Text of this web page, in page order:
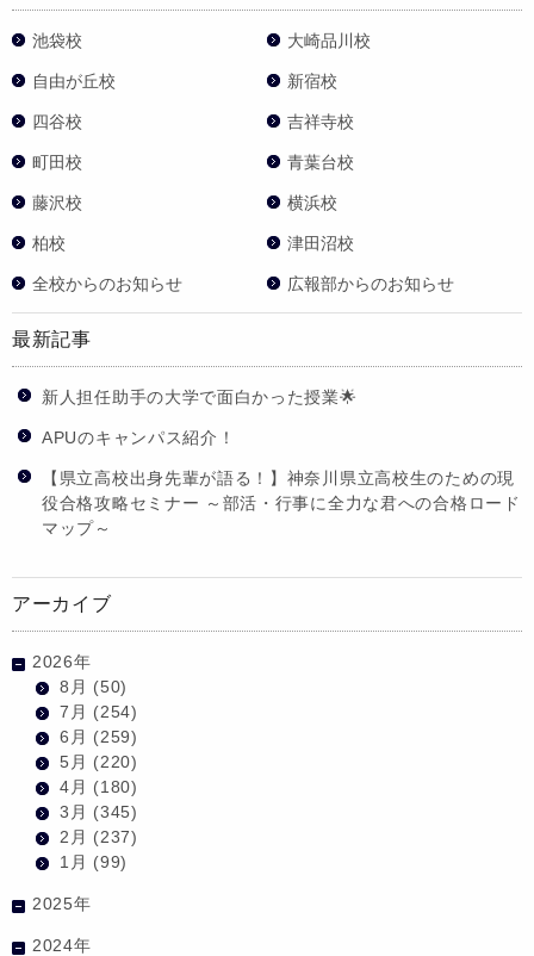
池袋校 大崎品川校
自由が丘校 新宿校
四谷校 吉祥寺校
町田校 青葉台校
藤沢校 横浜校
柏校 津田沼校
全校からのお知らせ 広報部からのお知らせ
最新記事
新人担任助手の大学で面白かった授業🌟
APUのキャンパス紹介！
【県立高校出身先輩が語る！】神奈川県立高校生のための現
役合格攻略セミナー ～部活・行事に全力な君への合格ロード
マップ～
アーカイブ
2026年
8月 (50)
7月 (254)
6月 (259)
5月 (220)
4月 (180)
3月 (345)
2月 (237)
1月 (99)
2025年
2024年